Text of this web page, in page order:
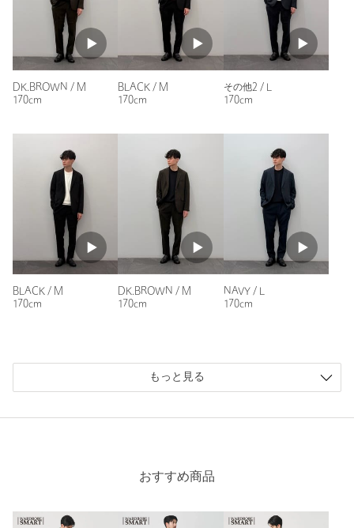
【注意事項】
※商品を使用前に、タグ等に記載されている「取り扱い上の注意
書き」、「洗濯表示」を必ずご確認ください。
※商品画像は、光の当たり具合やパソコンなどの閲覧環境によ
り、実際の色味と異なって見える場合がございます。予めご了承
ください。
※品名：byS LANTEC OX JKT/1P ESY 品番：12231000000と品
名：byS LANATEC JKT / 1P EASY 品番：12231040066との違い
について
ジャケット・パンツは両品番とも同型です。
■生地
原料はどちらもポリエステル100％で同じです。品名：byS
品番：12231000000はオックスフォードで、平織りの無地で凹凸
生地の厚さで比較すると品名：byS LANTEC OX JKT/1P ESY 品
スデスクまで下記の品名/品番をお申し付け下さい。
投稿日： 2025年12月2日
購入サイズ：L
購入カラー：BLACK
購入商品のサイズ感：
ちょうどよい
ジャケットもパンツもサイズ感はぴったりでした。自分には合
ってるかなと思います。シルエットもとても気に入りました
23人が参考になったと回答
参考になった
ニックネーム： Ryu
購入商品のサイズ感：ちょうどよい
色味もよくシルエットもよい。伸縮性のある素材で着た感じも
身長：176cm
DK.BROWN / M
170cm
BLACK / M
170cm
その他2 / L
170cm
BLACK / M
170cm
DK.BROWN / M
170cm
NAVY / L
170cm
もっと見る
おすすめ商品